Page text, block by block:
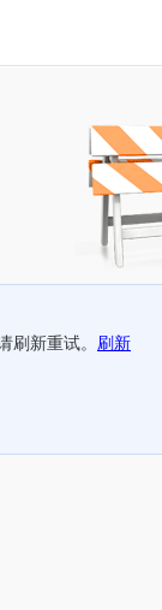
刷新重试。 刷新